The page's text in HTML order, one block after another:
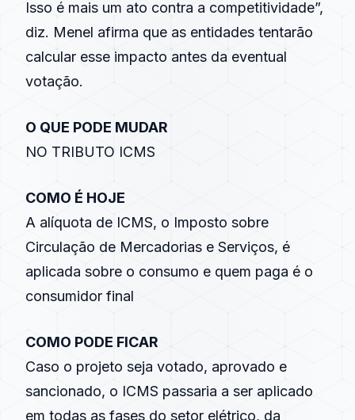
Isso é mais um ato contra a competitividade”,
diz. Menel afirma que as entidades tentarão
calcular esse impacto antes da eventual
votação.
O QUE PODE MUDAR
NO TRIBUTO ICMS
COMO É HOJE
A alíquota de ICMS, o Imposto sobre
Circulação de Mercadorias e Serviços, é
aplicada sobre o consumo e quem paga é o
consumidor final
COMO PODE FICAR
Caso o projeto seja votado, aprovado e
sancionado, o ICMS passaria a ser aplicado
em todas as fases do setor elétrico, da